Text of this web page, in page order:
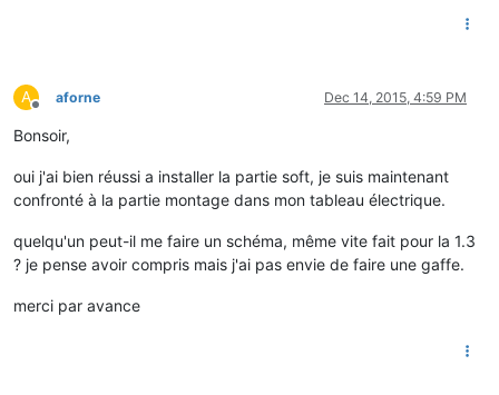
A
Offline
aforne Dec 14, 2015, 4:59 PM
Bonsoir,
oui j'ai bien réussi a installer la partie soft, je suis maintenant
confronté à la partie montage dans mon tableau électrique.
quelqu'un peut-il me faire un schéma, même vite fait pour la 1.3
? je pense avoir compris mais j'ai pas envie de faire une gaffe.
merci par avance